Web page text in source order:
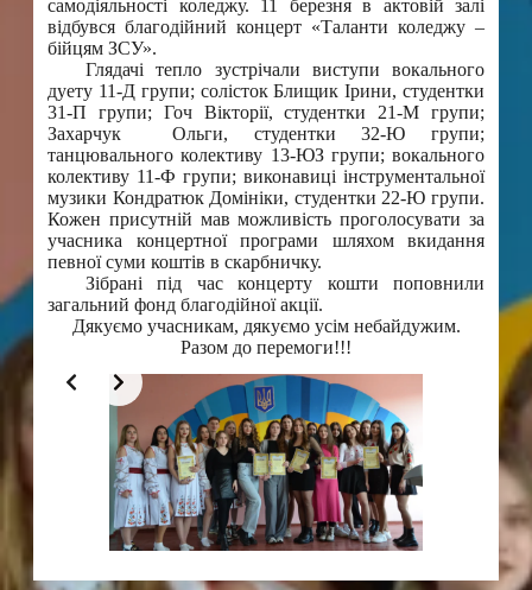
самодіяльності коледжу. 11 березня в актовій залі
відбувся благодійний концерт «Таланти коледжу –
бійцям ЗСУ».
Глядачі тепло зустрічали виступи вокального
дуету 11-Д групи; солісток Блищик Ірини, студентки
31-П групи; Гоч Вікторії, студентки 21-М групи;
Захарчук Ольги, студентки 32-Ю групи;
танцювального колективу 13-ЮЗ групи; вокального
колективу 11-Ф групи; виконавиці інструментальної
музики Кондратюк Домініки, студентки 22-Ю групи.
Кожен присутній мав можливість проголосувати за
учасника концертної програми шляхом вкидання
певної суми коштів в скарбничку.
Зібрані під час концерту кошти поповнили
загальний фонд благодійної акції.
Дякуємо учасникам, дякуємо усім небайдужим.
Разом до перемоги!!!